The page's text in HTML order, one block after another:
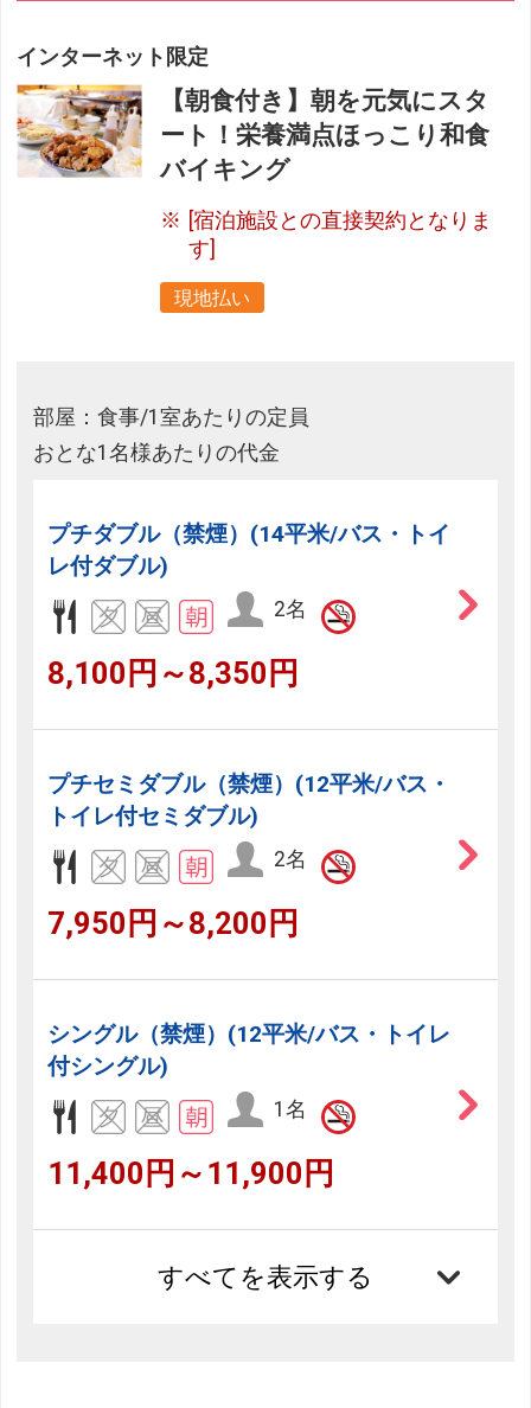
インターネット限定
【朝食付き】朝を元気にスタ
ート！栄養満点ほっこり和食
バイキング
[宿泊施設との直接契約となりま
す]
現地払い
部屋：食事/1室あたりの定員
おとな1名様あたりの代金
プチダブル（禁煙）(14平米/バス・トイ
レ付ダブル)
2名
8,100円～8,350円
プチセミダブル（禁煙）(12平米/バス・
トイレ付セミダブル)
2名
7,950円～8,200円
シングル（禁煙）(12平米/バス・トイレ
付シングル)
1名
11,400円～11,900円
すべてを表示する